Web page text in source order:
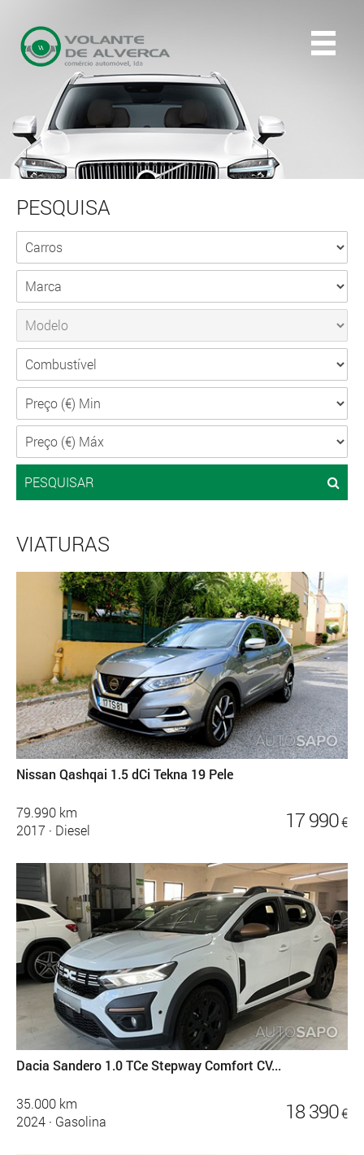
PESQUISA
PESQUISAR
VIATURAS
Nissan Qashqai 1.5 dCi Tekna 19 Pele
79.990 km
2017 · Diesel 17 990 €
Dacia Sandero 1.0 TCe Stepway Comfort CV...
35.000 km
2024 · Gasolina 18 390 €